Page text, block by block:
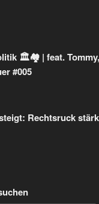
🏛️🏘️ | feat.
#005
Rechtsruck